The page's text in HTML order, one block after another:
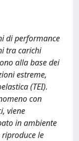
di performance
tra carichi
alla base dei
estreme,
(TEI).
con
viene
in ambiente
le